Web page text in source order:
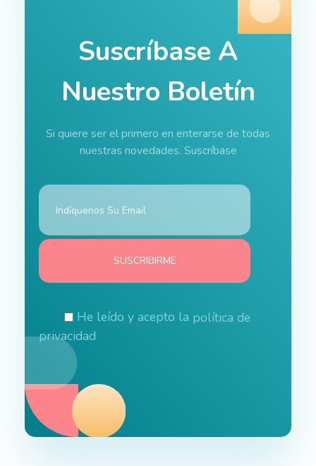
Suscríbase A
Nuestro Boletín
Si quiere ser el primero en enterarse de todas
nuestras novedades. Suscríbase
He leído y acepto la política de
privacidad